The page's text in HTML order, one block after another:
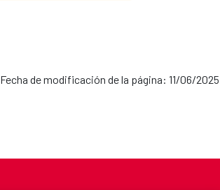
Fecha de modificación de la página: 11/06/2025